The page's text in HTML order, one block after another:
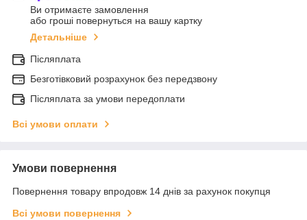
Ви отримаєте замовлення
або гроші повернуться на вашу картку
Детальніше
Післяплата
Безготівковий розрахунок без передзвону
Післяплата за умови передоплати
Всі умови оплати
Умови повернення
Повернення товару впродовж 14 днів за рахунок покупця
Всі умови повернення